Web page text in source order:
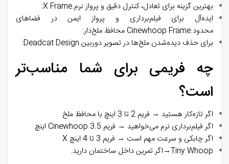
بهترین گزینه برای تعادل، کنترل دقیق و پرواز نرم.X Frame:
ایده‌آل برای فیلم‌برداری و پرواز ایمن در فضاهای
محدود.Cinewhoop Frame محافظ ملخ‌دار:
برای حذف دیده‌شدن ملخ‌ها در تصویر دوربین.Deadcat Design:
چه فریمی برای شما مناسب‌تر
است؟
اگر تازه‌کار هستید → فریم 2 تا 3 اینچ با محافظ ملخ
اگر فیلم‌برداری نرم می‌خواهید → فریم Cinewhoop 3.5 اینچ
اگر چابکی و سرعت مهم است → فریم 3 تا 4 اینچ X
Tiny Whoop
→اگر تمرین داخل ساختمان دارید.